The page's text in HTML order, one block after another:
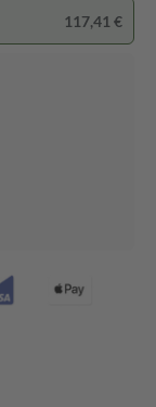
117,41 €